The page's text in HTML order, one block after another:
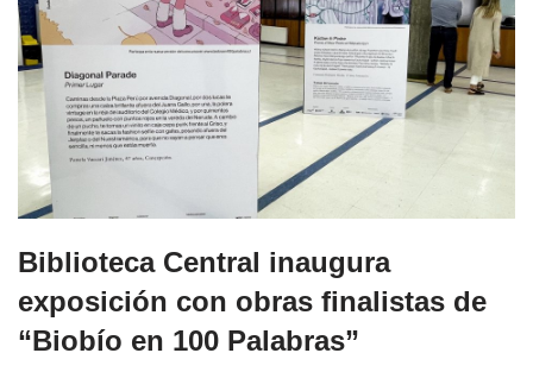
Biblioteca Central inaugura
exposición con obras finalistas de
“Biobío en 100 Palabras”